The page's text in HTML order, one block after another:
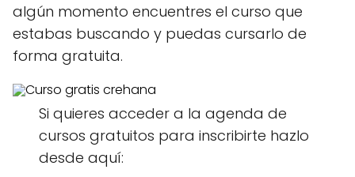
algún momento encuentres el curso que
estabas buscando y puedas cursarlo de
forma gratuita.
Si quieres acceder a la agenda de
cursos gratuitos para inscribirte hazlo
desde aquí: